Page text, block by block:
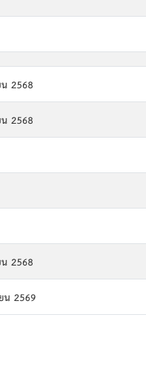
2568
2568
2568
น 2569